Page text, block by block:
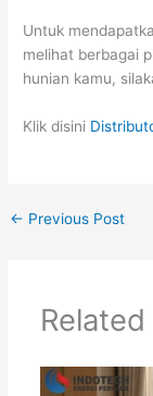
Untuk
melihat berbagai
hunian kamu,
Klik disini
← Previous Post